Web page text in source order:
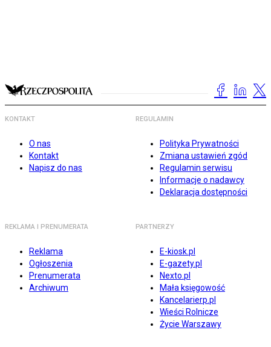
KONTAKT
O nas
Kontakt
Napisz do nas
REGULAMIN
Polityka Prywatności
Zmiana ustawień zgód
Regulamin serwisu
Informacje o nadawcy
Deklaracja dostępności
REKLAMA I PRENUMERATA
Reklama
Ogłoszenia
Prenumerata
Archiwum
PARTNERZY
E-kiosk.pl
E-gazety.pl
Nexto.pl
Mała księgowość
Kancelarierp.pl
Wieści Rolnicze
Życie Warszawy